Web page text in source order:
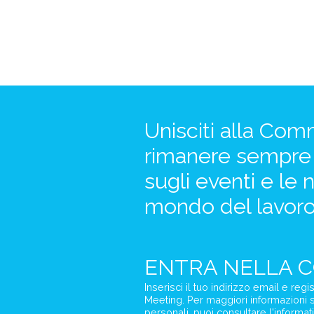
Unisciti alla
rimanere
sugli eventi e le
mondo del
ENTRA NELLA
Inserisci il tuo indirizzo email e
Meeting. Per maggiori informazioni